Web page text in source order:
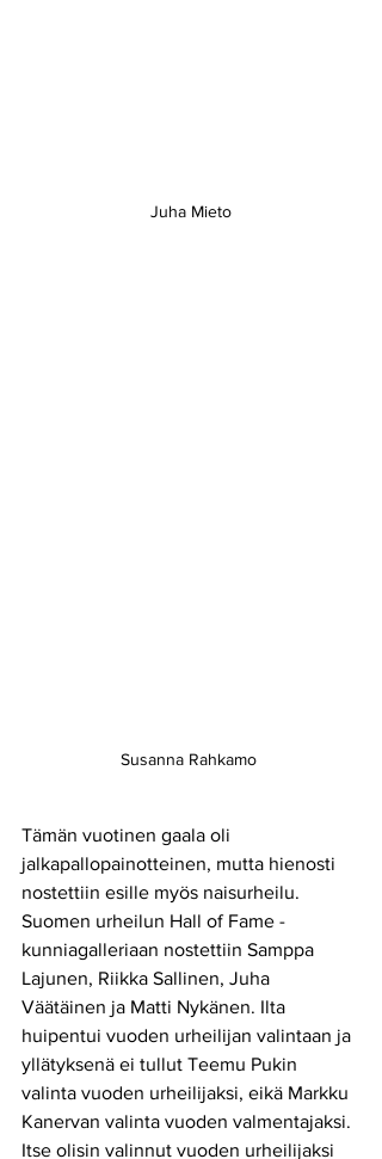
Juha Mieto
Susanna Rahkamo
Tämän vuotinen gaala oli
jalkapallopainotteinen, mutta hienosti
nostettiin esille myös naisurheilu.
Suomen urheilun Hall of Fame -
kunniagalleriaan nostettiin Samppa
Lajunen, Riikka Sallinen, Juha
Väätäinen ja Matti Nykänen. Ilta
huipentui vuoden urheilijan valintaan ja
yllätyksenä ei tullut Teemu Pukin
valinta vuoden urheilijaksi, eikä Markku
Kanervan valinta vuoden valmentajaksi.
Itse olisin valinnut vuoden urheilijaksi